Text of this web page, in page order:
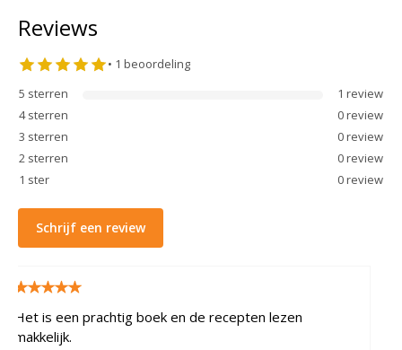
Reviews
• 1 beoordeling
5 sterren 1 review
4 sterren 0review
3 sterren 0review
2 sterren 0review
1 ster 0review
Schrijf een review
Het is een prachtig boek en de recepten lezen
makkelijk.